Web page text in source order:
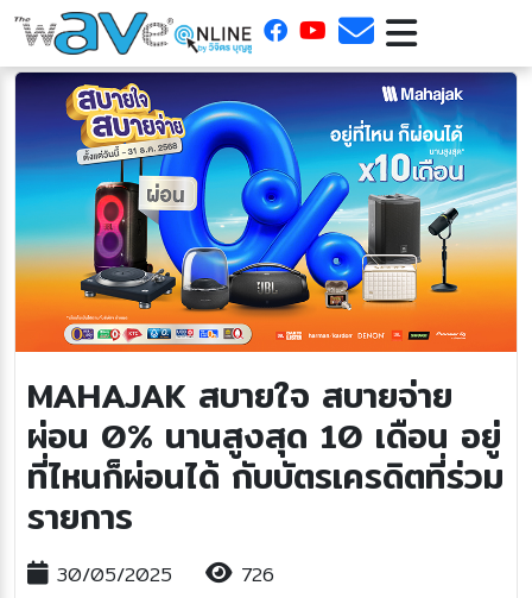
MAHAJAK สบายใจ สบายจ่าย
ผ่อน 0% นานสูงสุด 10 เดือน อยู่
ที่ไหนก็ผ่อนได้ กับบัตรเครดิตที่ร่วม
รายการ
30/05/2025 726